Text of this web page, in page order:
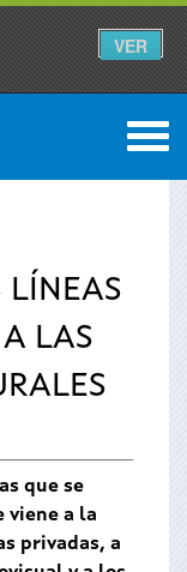
VER
0
LÍNEAS
LAS
que se
viene a la
privadas, a